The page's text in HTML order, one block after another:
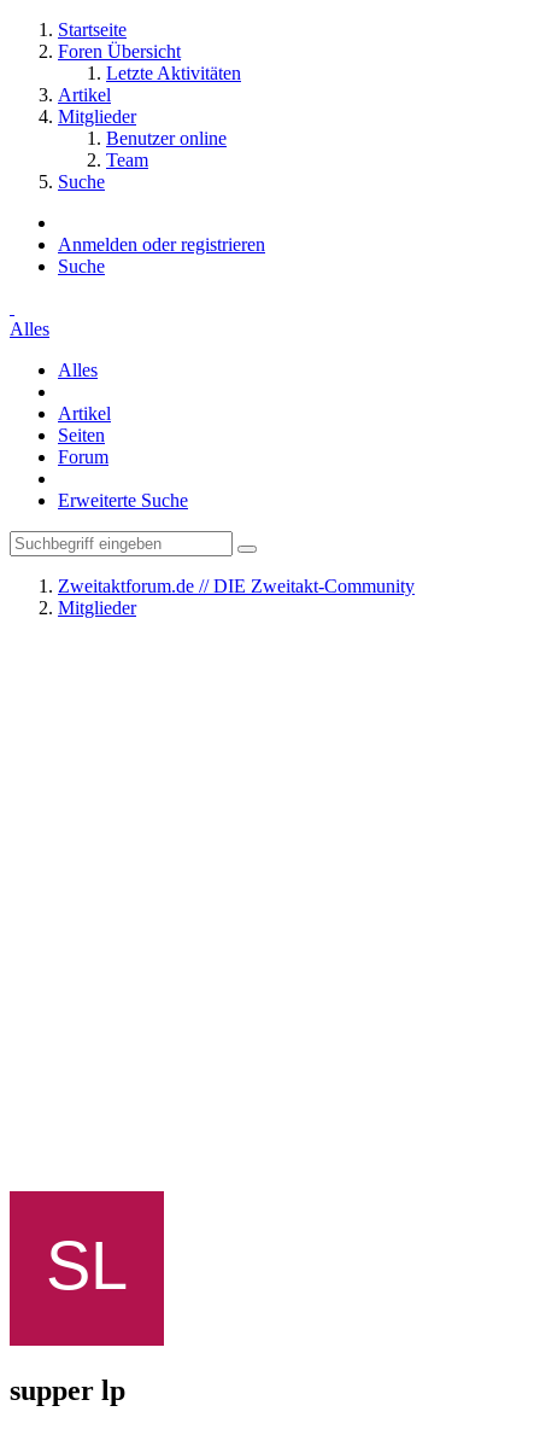
Startseite
Foren Übersicht
Letzte Aktivitäten
Artikel
Mitglieder
Benutzer online
Team
Suche
Anmelden oder registrieren
Suche
Alles
Alles
Artikel
Seiten
Forum
Erweiterte Suche
Zweitaktforum.de // DIE Zweitakt-Community
Mitglieder
supper lp